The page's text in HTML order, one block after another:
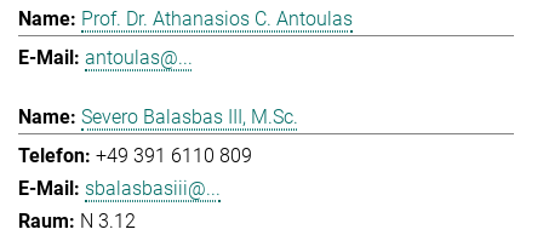
Prof. Dr. Athanasios C. Antoulas
antoulas@...
Severo Balasbas III, M.Sc.
+49 391 6110 809
sbalasbasiii@...
N 3.12